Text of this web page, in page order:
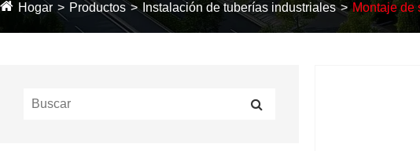
Hogar Productos Instalación de tuberías industriales Montaje de